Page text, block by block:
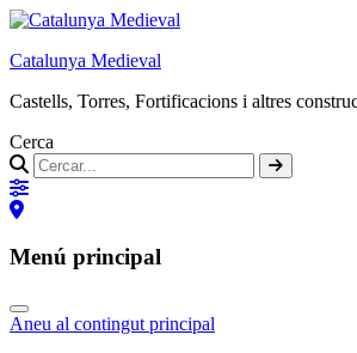
Catalunya Medieval
Castells, Torres, Fortificacions i altres
Cerca
Menú principal
Aneu al contingut principal